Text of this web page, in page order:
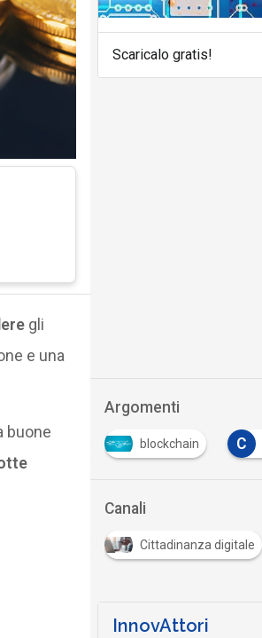
gli
e una
buone
Scaricalo gratis!
Argomenti
blockchain C
Canali
Cittadinanza digitale
InnovAttori